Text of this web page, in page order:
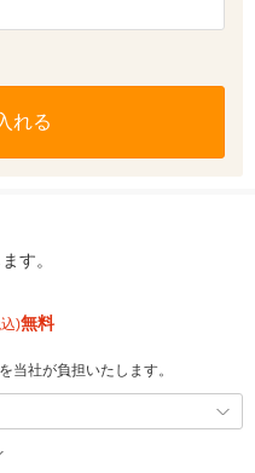
れる
す。
)無料
当社が負担いたします。